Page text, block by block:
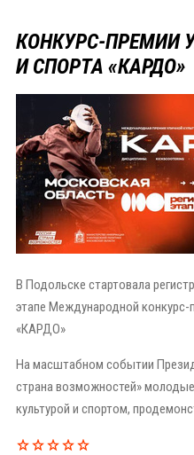
КОНКУРС-ПРЕМИИ️
И️ СПОРТА️ «КАРДО»
В️ Подольске стартовала️
этапе️ Международной️ конкурс-
«КАРДО»
На масштабном событии
страна️ возможностей»️
культурой и️ спортом,️